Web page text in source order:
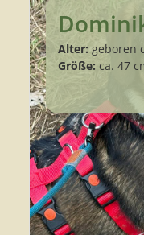
Alter: geboren
Größe:ca. 47